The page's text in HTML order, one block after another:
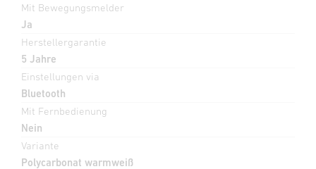
Mit Bewegungsmelder
Ja
Herstellergarantie
5 Jahre
Einstellungen via
Bluetooth
Mit Fernbedienung
Nein
Variante
Polycarbonat warmweiß